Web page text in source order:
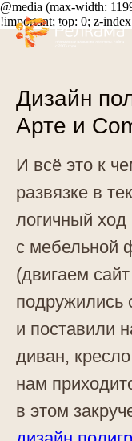
@media (max-width:
!important; top: 0; z-
Дизайн
Арте и
И всё это к
развязке в
логичный
с мебельной
(двигаем
подружились
и поставили
диван,
нам
в этом